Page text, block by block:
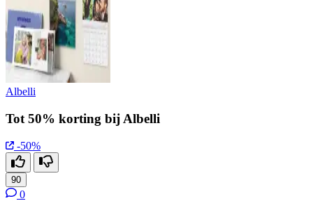
Albelli
Tot 50% korting bij Albelli
-50%
90
0